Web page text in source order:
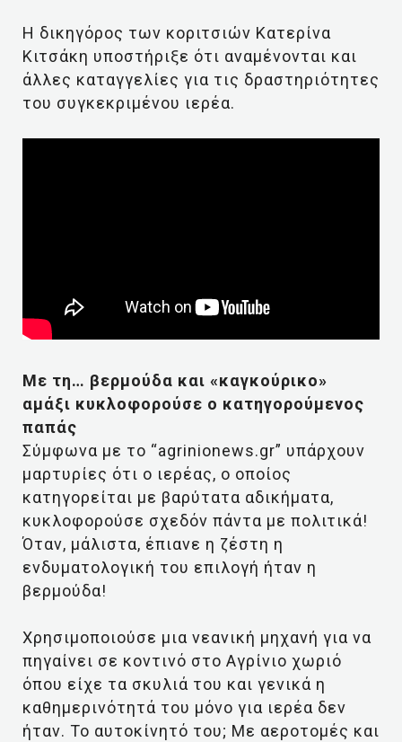
Η δικηγόρος των κοριτσιών Κατερίνα
Κιτσάκη υποστήριξε ότι αναμένονται και
άλλες καταγγελίες για τις δραστηριότητες
του συγκεκριμένου ιερέα.
Με τη… βερμούδα και «καγκούρικο»
αμάξι κυκλοφορούσε ο κατηγορούμενος
παπάς
Σύμφωνα με το “agrinionews.gr” υπάρχουν
μαρτυρίες ότι ο ιερέας, ο οποίος
κατηγορείται με βαρύτατα αδικήματα,
κυκλοφορούσε σχεδόν πάντα με πολιτικά!
Όταν, μάλιστα, έπιανε η ζέστη η
ενδυματολογική του επιλογή ήταν η
βερμούδα!
Χρησιμοποιούσε μια νεανική μηχανή για να
πηγαίνει σε κοντινό στο Αγρίνιο χωριό
όπου είχε τα σκυλιά του και γενικά η
καθημερινότητά του μόνο για ιερέα δεν
ήταν. Το αυτοκίνητό του; Με αεροτομές και